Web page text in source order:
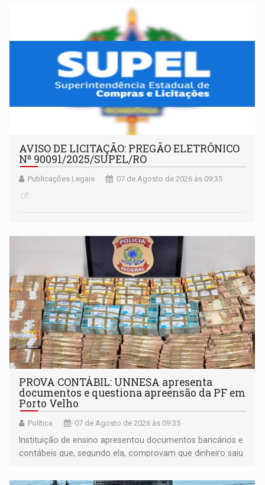
AVISO DE LICITAÇÃO: PREGÃO ELETRÔNICO
Nº 90091/2025/SUPEL/RO
Publicações Legais 07 de Agosto de 2026 às 09:35
PROVA CONTÁBIL: UNNESA apresenta
documentos e questiona apreensão da PF em
Porto Velho
Política 07 de Agosto de 2026 às 09:35
Instituição de ensino apresentou documentos bancários e
contábeis que, segundo ela, comprovam que dinheiro saiu
apreendido quando já estava dentro da sede da entidade